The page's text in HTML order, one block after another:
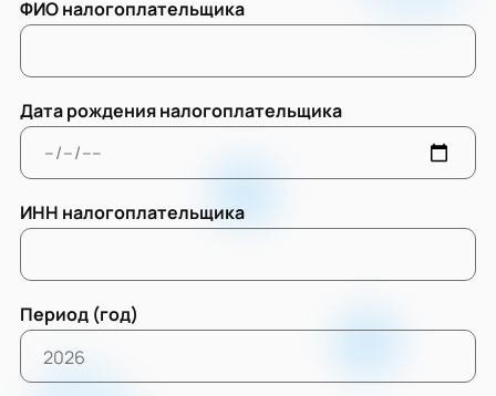
ФИО налогоплательщика
Дата рождения налогоплательщика
ИНН налогоплательщика
Период (год)